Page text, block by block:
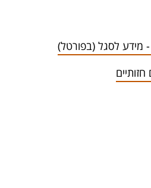
- מידע לסגל (בפורטל)